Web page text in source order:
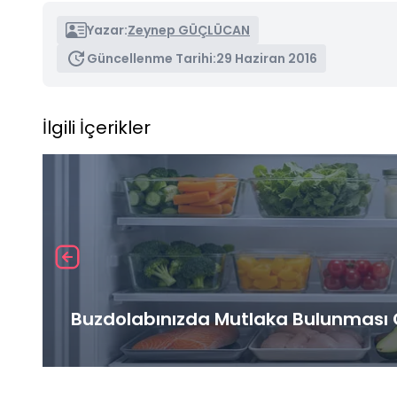
Yazar:Zeynep GÜÇLÜCAN
Güncellenme Tarihi:29 Haziran 2016
İlgili İçerikler
Buzdolabınızda Mutlaka Bulunması